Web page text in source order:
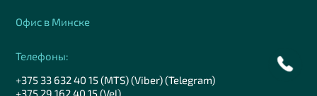
Офис в Минске
Телефоны:
+375 33 632 40 15 (MTS) (Viber) (Telegram)